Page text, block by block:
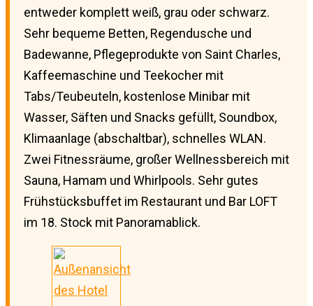
entweder komplett weiß, grau oder schwarz.
Sehr bequeme Betten, Regendusche und
Badewanne, Pflegeprodukte von Saint Charles,
Kaffeemaschine und Teekocher mit
Tabs/Teubeuteln, kostenlose Minibar mit
Wasser, Säften und Snacks gefüllt, Soundbox,
Klimaanlage (abschaltbar), schnelles WLAN.
Zwei Fitnessräume, großer Wellnessbereich mit
Sauna, Hamam und Whirlpools. Sehr gutes
Frühstücksbuffet im Restaurant und Bar LOFT
im 18. Stock mit Panoramablick.